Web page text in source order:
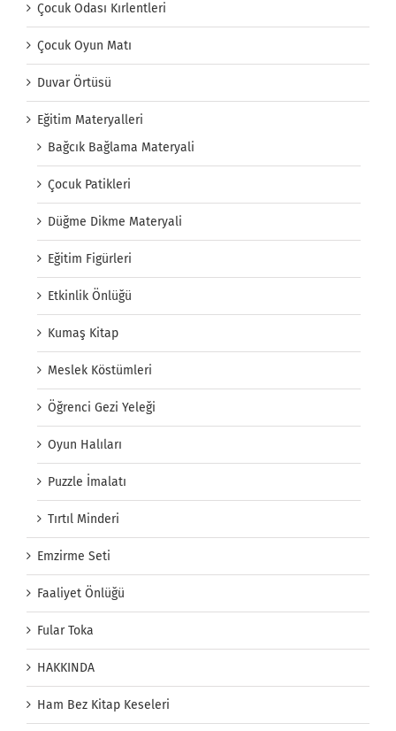
Çocuk Odası Kırlentleri
Çocuk Oyun Matı
Duvar Örtüsü
Eğitim Materyalleri
Bağcık Bağlama Materyali
Çocuk Patikleri
Düğme Dikme Materyali
Eğitim Figürleri
Etkinlik Önlüğü
Kumaş Kitap
Meslek Köstümleri
Öğrenci Gezi Yeleği
Oyun Halıları
Puzzle İmalatı
Tırtıl Minderi
Emzirme Seti
Faaliyet Önlüğü
Fular Toka
HAKKINDA
Ham Bez Kitap Keseleri